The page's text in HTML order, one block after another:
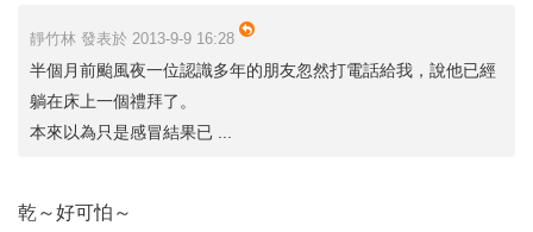
靜竹林 發表於 2013-9-9 16:28
半個月前颱風夜一位認識多年的朋友忽然打電話給我，說他已經
躺在床上一個禮拜了。
本來以為只是感冒結果已 ...
乾～好可怕～